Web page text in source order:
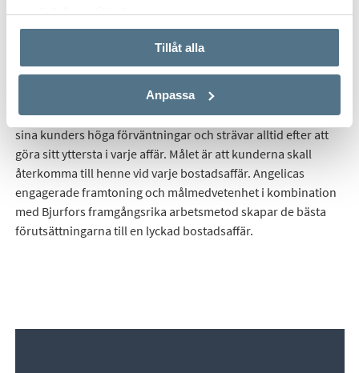
använt deras tjänster.
Tillåt alla
Anpassa
Angelica har mångårig erfarenhet inom försäljning och är
övertygad om att en lyckad bostadsaffär kräver en engagerad
mäklare som ständigt gör det lilla extra. Hon är specialist på
alla typer av bostäder i Trollhättan. Hon överträffar gärna
sina kunders höga förväntningar och strävar alltid efter att
göra sitt yttersta i varje affär. Målet är att kunderna skall
återkomma till henne vid varje bostadsaffär. Angelicas
engagerade framtoning och målmedvetenhet i kombination
med Bjurfors framgångsrika arbetsmetod skapar de bästa
förutsättningarna till en lyckad bostadsaffär.